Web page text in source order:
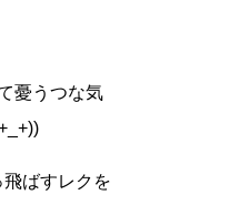
憂うつな気
ばすレクを